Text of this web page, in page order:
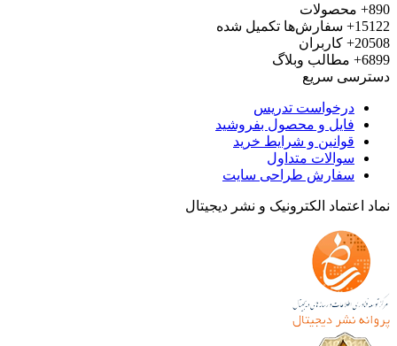
محصولات
سفارش‌ها تکمیل شده
کاربران
مطالب وبلاگ
سریع
درخواست تدریس
فایل و محصول بفروشید
قوانین و شرایط خرید
سوالات متداول
سفارش طراحی سایت
اعتماد الکترونیک و نشر دیجیتال